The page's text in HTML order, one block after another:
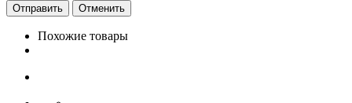
Отменить
Похожие товары